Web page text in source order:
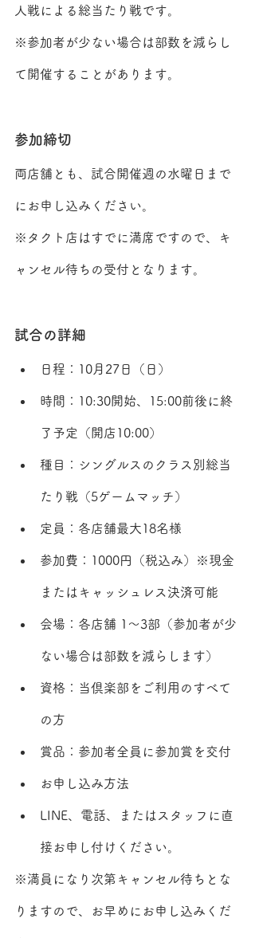
人戦による総当たり戦です。
※参加者が少ない場合は部数を減らし
て開催することがあります。
参加締切
両店舗とも、試合開催週の水曜日まで
にお申し込みください。
※タクト店はすでに満席ですので、キ
ャンセル待ちの受付となります。
試合の詳細
日程：10月27日（日）
時間：10:30開始、15:00前後に終
了予定（開店10:00）
種目：シングルスのクラス別総当
たり戦（5ゲームマッチ）
定員：各店舗最大18名様
参加費：1000円（税込み）※現金
またはキャッシュレス決済可能
会場：各店舗 1〜3部（参加者が少
ない場合は部数を減らします）
資格：当倶楽部をご利用のすべて
の方
賞品：参加者全員に参加賞を交付
お申し込み方法
LINE、電話、またはスタッフに直
接お申し付けください。
※満員になり次第キャンセル待ちとな
りますので、お早めにお申し込みくだ